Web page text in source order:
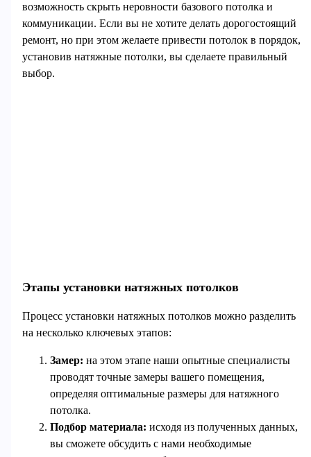
возможность скрыть неровности базового потолка и
коммуникации. Если вы не хотите делать дорогостоящий
ремонт, но при этом желаете привести потолок в порядок,
установив натяжные потолки, вы сделаете правильный
выбор.
Этапы установки натяжных потолков
Процесс установки натяжных потолков можно разделить
на несколько ключевых этапов:
Замер: на этом этапе наши опытные специалисты
проводят точные замеры вашего помещения,
определяя оптимальные размеры для натяжного
потолка.
Подбор материала: исходя из полученных данных,
вы сможете обсудить с нами необходимые